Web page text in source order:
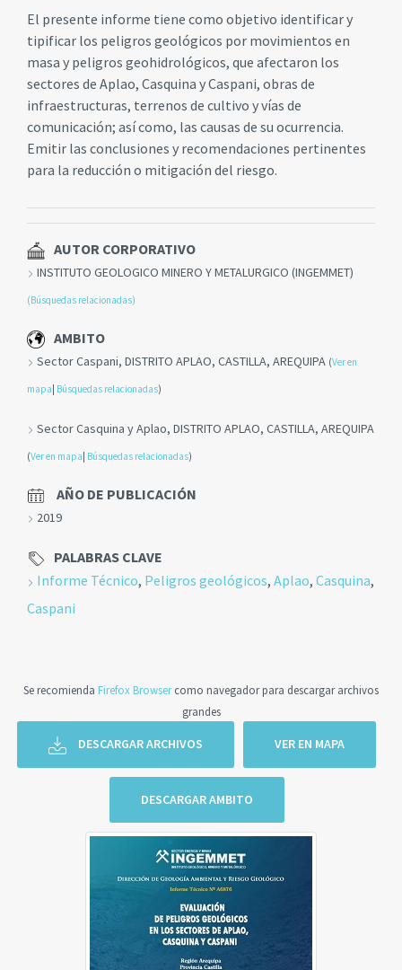
El presente informe tiene como objetivo identificar y
tipificar los peligros geológicos por movimientos en
masa y peligros geohidrológicos, que afectaron los
sectores de Aplao, Casquina y Caspani, obras de
infraestructuras, terrenos de cultivo y vías de
comunicación; así como, las causas de su ocurrencia.
Emitir las conclusiones y recomendaciones pertinentes
para la reducción o mitigación del riesgo.
AUTOR CORPORATIVO
INSTITUTO GEOLOGICO MINERO Y METALURGICO (INGEMMET)
(Búsquedas relacionadas)
AMBITO
Sector Caspani, DISTRITO APLAO, CASTILLA, AREQUIPA (Ver en
mapa Búsquedas relacionadas)
Sector Casquina y Aplao, DISTRITO APLAO, CASTILLA, AREQUIPA
(Ver en mapa Búsquedas relacionadas)
AÑO DE PUBLICACIÓN
2019
PALABRAS CLAVE
Informe Técnico, Peligros geológicos, Aplao, Casquina,
Caspani
Se recomienda Firefox Browsercomo navegador para descargar archivos
grandes
DESCARGAR ARCHIVOS VER EN MAPA
DESCARGAR AMBITO